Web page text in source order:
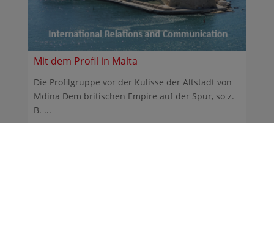
Mit dem Profil in Malta
Die Profilgruppe vor der Kulisse der Altstadt von
Mdina Dem britischen Empire auf der Spur, so z.
B. ...